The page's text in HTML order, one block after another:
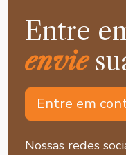
Entre
envie
Entre em
Nossas redes